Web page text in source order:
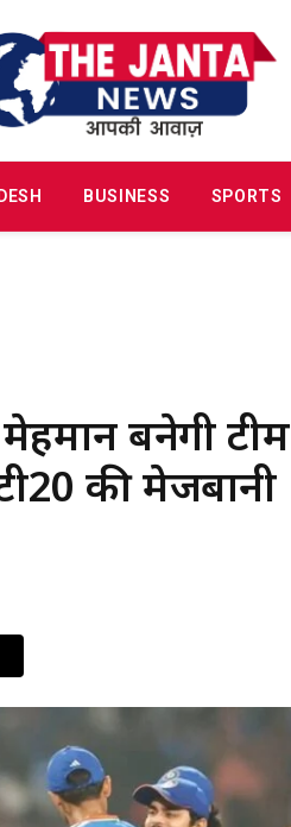
BUSINESS SPORTS
बनेगी टीम
की मेजबानी